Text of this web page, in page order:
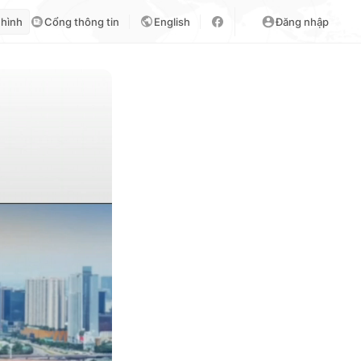
Cổng thông tin English Đăng nhập